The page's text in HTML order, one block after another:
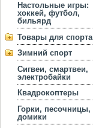
Настольные игры:
хоккей, футбол,
бильярд
Товары для спорта
Зимний спорт
Сигвеи, смартвеи,
электробайки
Квадрокоптеры
Горки, песочницы,
домики